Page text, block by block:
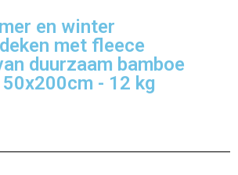
en winter
met fleece
duurzaam bamboe
- 12 kg